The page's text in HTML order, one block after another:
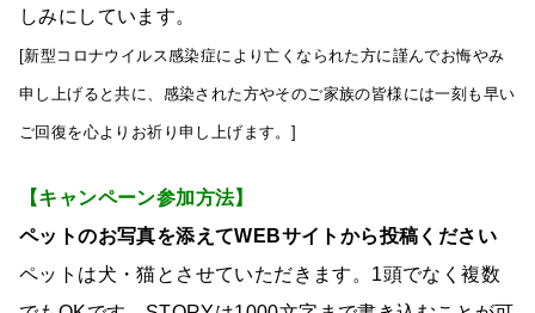
しみにしています。
[新型コロナウイルス感染症により亡くなられた方に謹んでお悔やみ
申し上げると共に、感染された方やそのご家族の皆様には一刻も早い
ご回復を心よりお祈り申し上げます。]
【キャンペーン参加方法】
ペットのお写真を添えてWEBサイトから投稿ください
ペットは犬・猫とさせていただきます。1頭でなく複数